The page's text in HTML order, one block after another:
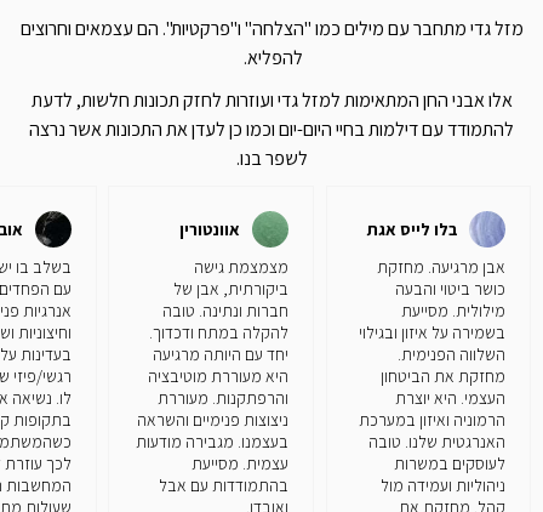
מזל גדי מתחבר עם מילים כמו "הצלחה" ו"פרקטיות". הם עצמאים וחרוצים
להפליא.
אלו אבני החן המתאימות למזל גדי ועוזרות לחזק תכונות חלשות, לדעת
להתמודד עם דילמות בחיי היום-יום וכמו כן לעדן את התכונות אשר נרצה
לשפר בנו.
בלו לייס אגת
אבן מרגיעה. מחזקת
כושר ביטוי והבעה
מילולית. מסייעת
בשמירה על איזון ובגילוי
השלווה הפנימית.
מחזקת את הביטחון
העצמי. היא יוצרת
הרמוניה ואיזון במערכת
האנרגטית שלנו. טובה
לעוסקים במשרות
ניהוליות ועמידה מול
קהל. מחזקת את
אוונטורין
מצמצמת גישה
ביקורתית, אבן של
חברות ונתינה. טובה
להקלה במתח ודכדוך.
יחד עם היותה מרגיעה
היא מעוררת מוטיבציה
והרפתקנות. מעוררת
ניצוצות פנימיים והשראה
בעצמנו. מגבירה מודעות
עצמית. מסייעת
בהתמודדות עם אבל
ואובדן.
בשלב בו
עם
אנרגיות
וחיצוניות
בעדינות
רגשי/פיזי
לו. נשיאה
בתקופות
לכך
המחשבות
שעולות